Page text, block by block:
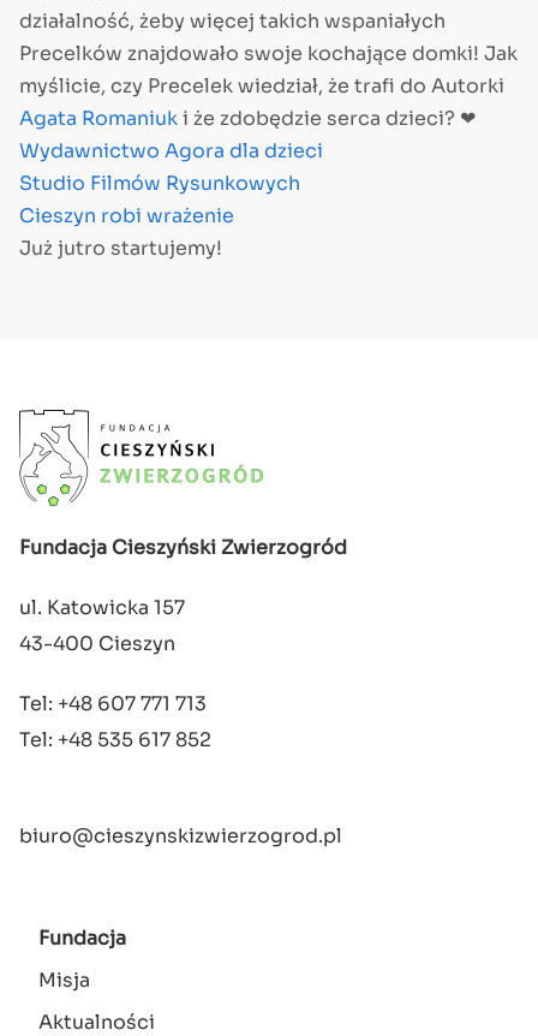
działalność, żeby więcej takich wspaniałych
Precelków znajdowało swoje kochające domki! Jak
myślicie, czy Precelek wiedział, że trafi do Autorki
Agata Romaniuki że zdobędzie serca dzieci? ❤
Wydawnictwo Agora dla dzieci
Studio Filmów Rysunkowych
Cieszyn robi wrażenie
Już jutro startujemy!
Fundacja Cieszyński Zwierzogród
ul. Katowicka 157
43-400 Cieszyn
Tel: +48 607 771 713
Tel: +48 535 617 852
biuro@cieszynskizwierzogrod.pl
Fundacja
Misja
Aktualności